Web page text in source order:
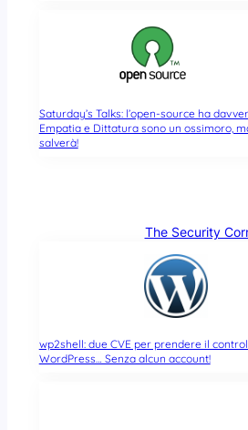
Saturday’s Talks: l’open-source ha
Empatia e Dittatura sono un ossimoro,
salverà!
The Security
wp2shell: due CVE per prendere il
WordPress… Senza alcun account!